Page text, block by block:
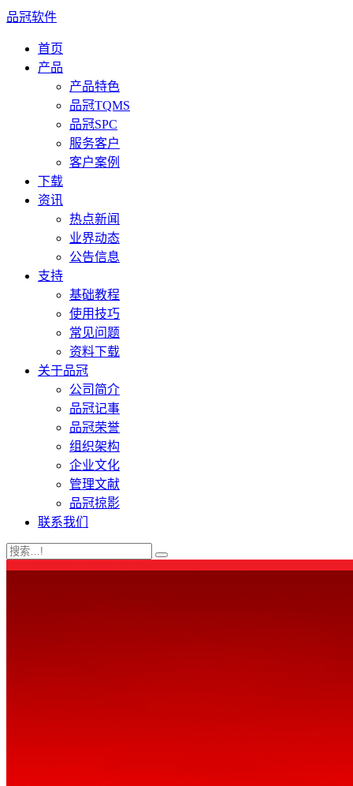
品冠软件
首页
产品
产品特色
品冠TQMS
品冠SPC
服务客户
客户案例
下载
资讯
热点新闻
业界动态
公告信息
支持
基础教程
使用技巧
常见问题
资料下载
关于品冠
公司简介
品冠记事
品冠荣誉
组织架构
企业文化
管理文献
品冠掠影
联系我们